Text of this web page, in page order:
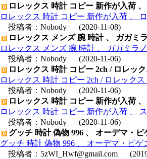
ロレックス 時計 コピー 新作が入荷
ロレックス 時計 コピー 新作が入荷 、
投稿者： Nobody (2020-11-08)
ロレックス メンズ 腕 時計 、 ガガミ
ロレックス メンズ 腕 時計 、 ガガミラ
投稿者： Nobody (2020-11-06)
ロレックス 時計 コピー 2ch / ロレッ
ロレックス 時計 コピー 2ch / ロレック
投稿者： Nobody (2020-11-06)
ロレックス 時計 コピー 新作が入荷
ロレックス 時計 コピー 新作が入荷 、
投稿者： Nobody (2020-11-06)
グッチ 時計 偽物 996 、 オーデマ・ピ
グッチ 時計 偽物 996 、 オーデマ・ピゲ
投稿者： 5zWI_Hwf@gmail.com